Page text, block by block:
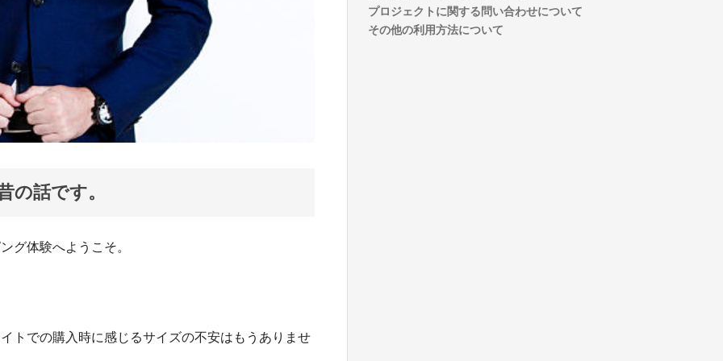
の話です。
グ体験へようこそ。
トでの購入時に感じるサイズの不安はもうありませ
プロジェクトに関する問い合わせについて
その他の利用方法について